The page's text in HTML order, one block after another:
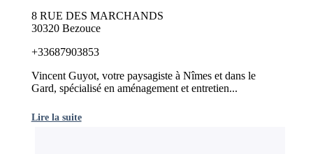
8 RUE DES MARCHANDS
30320 Bezouce
+33687903853
Vincent Guyot, votre paysagiste à Nîmes et dans le
Gard, spécialisé en aménagement et entretien...
Lire la suite